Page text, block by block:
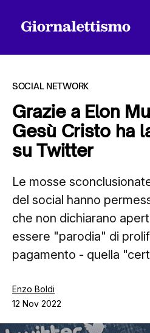
Tutti gli articoli
Chi siamo
Contatti
SOCIAL NETWORK
Grazie a Elon
Gesù Cristo ha
su Twitter
Le mosse
del social hanno
che non dichiarano
essere "parodia" di
pagamento - quella
Enzo Boldi
12 Nov 2022